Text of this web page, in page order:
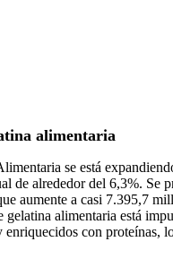
alimentaria
se está
de alrededor del 6,3%. Se
aumente a casi 7.395,7
alimentaria está
con proteínas,